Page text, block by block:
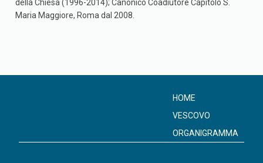
della Chiesa (1996-2014); Canonico Coadiutore Capitolo S.
Maria Maggiore, Roma dal 2008.
HOME
VESCOVO
ORGANIGRAMMA